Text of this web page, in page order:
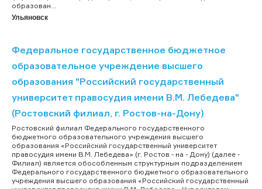
образован...
Ульяновск
Федеральное государственное бюджетное
образовательное учреждение высшего
образования "Российский государственный
университет правосудия имени В.М. Лебедева"
(Ростовский филиал, г. Ростов-на-Дону)
Ростовский филиал Федерального государственного
бюджетного образовательного учреждения высшего
образования «Российский государственный университет
правосудия имени В.М. Лебедева» (г. Ростов - на - Дону) (далее -
Филиал) является обособленным структурным подразделением
Федерального государственного бюджетного образовательного
учреждения высшего образования «Российский государственный